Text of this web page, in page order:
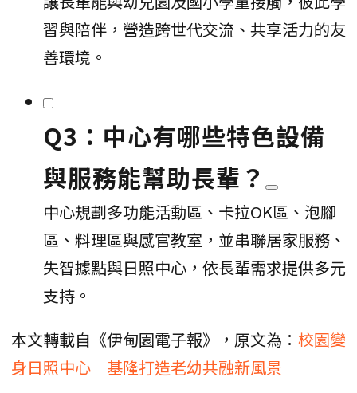
習與陪伴，營造跨世代交流、共享活力的友
善環境。
Q3：中心有哪些特色設備
與服務能幫助長輩？
中心規劃多功能活動區、卡拉OK區、泡腳
區、料理區與感官教室，並串聯居家服務、
失智據點與日照中心，依長輩需求提供多元
支持。
本文轉載自《伊甸園電子報》，原文為： 校園變
身日照中心 基隆打造老幼共融新風景